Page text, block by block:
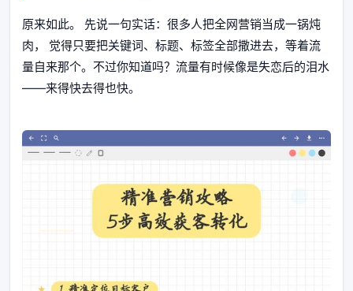
原来如此。 先说一句实话：很多人把全网营销当成一锅炖
肉， 觉得只要把关键词、标题、标签全部撒进去，等着流
量自来那个。不过你知道吗？流量有时候像是失恋后的泪水
——来得快去得也快。